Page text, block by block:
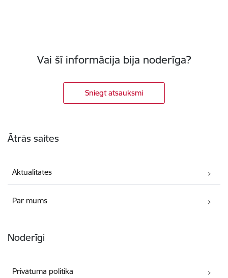
Vai šī informācija bija noderīga?
Sniegt atsauksmi
Ātrās saites
Aktualitātes
Par mums
Noderīgi
Privātuma politika